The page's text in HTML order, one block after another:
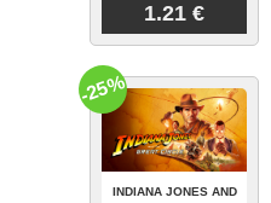
1.21 €
INDIANA JONES AND
-25%